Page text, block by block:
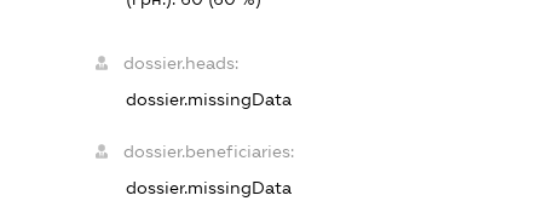
dossier.heads:
dossier.missingData
dossier.beneficiaries:
dossier.missingData